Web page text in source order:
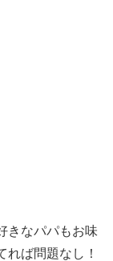
きなパパもお味
れば問題なし！